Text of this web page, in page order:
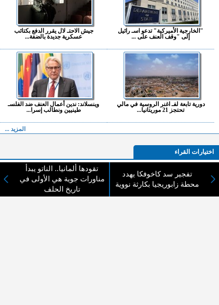
"الخارجية الأميركية" تدعو اسـ رائيل
إلى "وقف العنف على ...
جيش الاحتـ لال يقرر الدفع بكتائب
عسكرية جديدة بالضفة...
دورية تابعة لفـ اغنر الروسية في مالي
تحتجز 21 موريتانيا...
وينسلاند: ندين أعمال العنف ضد الفلسـ
طينيين ونطالب إسرا...
المزيد ...
اختيارات القراء
تفجير سد كاخوفكا يهدد
محطة زابوريجيا بكارثة نووية
تقودها ألمانيا.. الناتو يبدأ
مناورات جوية هي الأولى في
تاريخ الحلف